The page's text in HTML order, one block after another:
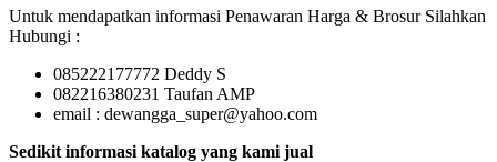
Untuk mendapatkan informasi Penawaran Harga & Brosur Silahkan
Hubungi :
085222177772 Deddy S
082216380231 Taufan AMP
email : dewangga_super@yahoo.com
Sedikit informasi katalog yang kami jual